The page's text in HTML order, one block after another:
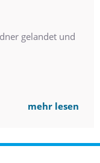
gelandet und
mehr lesen